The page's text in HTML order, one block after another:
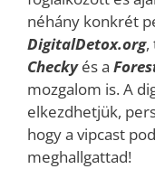
néhány konkrét
DigitalDetox.org,
Checky és a
mozgalom is. A
elkezdhetjük,
hogy a vipcast
meghallgattad!